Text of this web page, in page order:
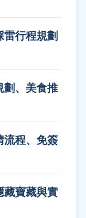
雷行程規劃
劃、美食推
流程、免簽
藏寶藏與實